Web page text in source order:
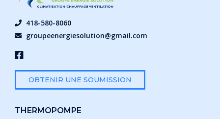
418-580-8060
groupeenergiesolution@gmail.com
OBTENIR UNE SOUMISSION
THERMOPOMPE